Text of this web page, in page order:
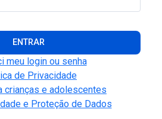
ENTRAR
meu login ou senha
de Privacidade
crianças e adolescentes
e Proteção de Dados